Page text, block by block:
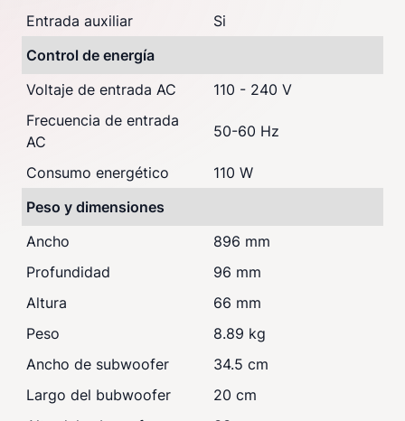
Entrada auxiliar
Si
Control de energía
Voltaje de entrada AC
110 - 240 V
Frecuencia de entrada
AC
50-60 Hz
Consumo energético
110 W
Peso y dimensiones
Ancho
896 mm
Profundidad
96 mm
Altura
66 mm
Peso
8.89 kg
Ancho de subwoofer
34.5 cm
Largo del bubwoofer
20 cm